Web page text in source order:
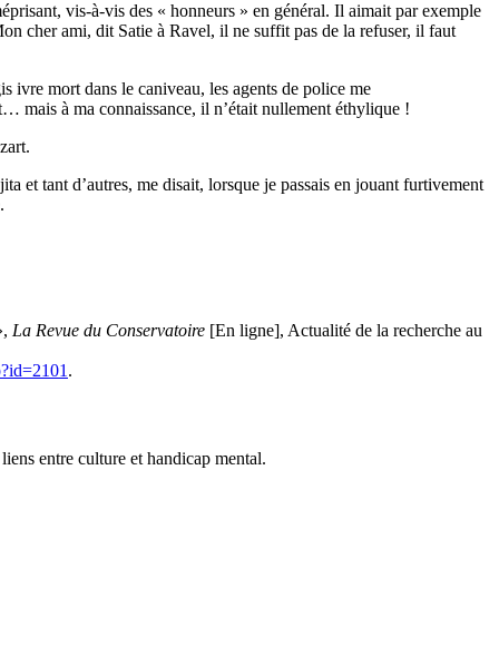
vis-à-vis des « honneurs » en général. Il aimait par exemple
cher ami, dit Satie à Ravel, il ne suffit pas de la refuser, il faut
ivre mort dans le caniveau, les agents de police me
mais à ma connaissance, il n’était nullement éthylique !
et tant d’autres, me disait, lorsque je passais en jouant furtivement
La Revue du Conservatoire [En ligne], Actualité de la recherche au
.
entre culture et handicap mental.